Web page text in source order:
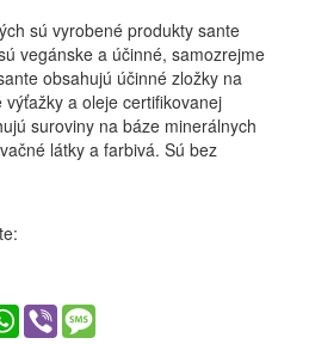
sú vyrobené produkty sante
vegánske a účinné, samozrejme
obsahujú účinné zložky na
a oleje certifikovanej
suroviny na báze minerálnych
látky a farbivá. Sú bez
WhatsApp
Viber